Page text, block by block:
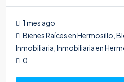
1 mes ago
Bienes Raíces en Hermosillo
Inmobiliaria Inmobiliaria en
0